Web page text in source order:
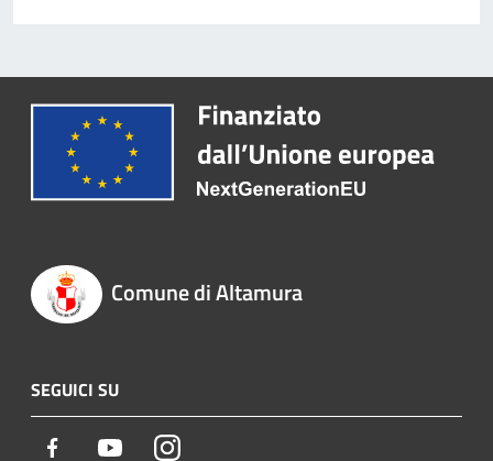
Comune di Altamura
SEGUICI SU
Facebook YoutubeInstagram